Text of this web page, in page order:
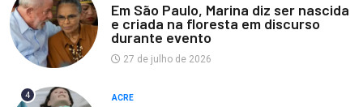
Em São Paulo, Marina diz ser nascida
e criada na floresta em discurso
durante evento
27 de julho de 2026
4 ACRE